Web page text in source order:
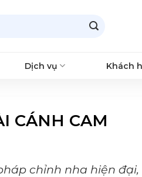
Dịch vụ Khách
CÁNH CAM
chỉnh nha hiện đại,